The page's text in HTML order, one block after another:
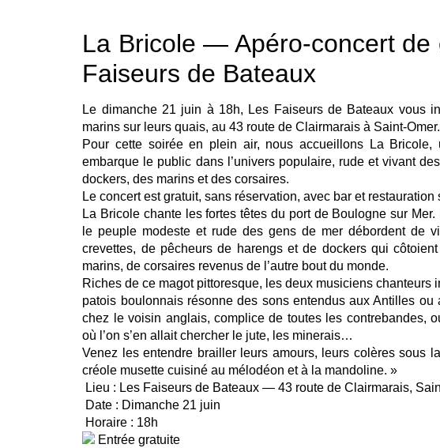
La Bricole — Apéro-concert de
Faiseurs de Bateaux
Le dimanche 21 juin à 18h, Les Faiseurs de Bateaux vous
marins sur leurs quais, au 43 route de Clairmarais à Saint-Omer.
Pour cette soirée en plein air, nous accueillons La Bricole,
embarque le public dans l’univers populaire, rude et vivant
dockers, des marins et des corsaires.
Le concert est gratuit, sans réservation, avec bar et restauration
La Bricole chante les fortes têtes du port de Boulogne sur
le peuple modeste et rude des gens de mer débordent de
crevettes, de pêcheurs de harengs et de dockers qui
marins, de corsaires revenus de l’autre bout du monde.
Riches de ce magot pittoresque, les deux musiciens chanteurs
patois boulonnais résonne des sons entendus aux Antilles
chez le voisin anglais, complice de toutes les contrebandes,
où l’on s’en allait chercher le jute, les minerais…
Venez les entendre brailler leurs amours, leurs colères sous
créole musette cuisiné au mélodéon et à la mandoline. »
Lieu : Les Faiseurs de Bateaux — 43 route de Clairmarais,
Date : Dimanche 21 juin
Horaire : 18h
Entrée gratuite